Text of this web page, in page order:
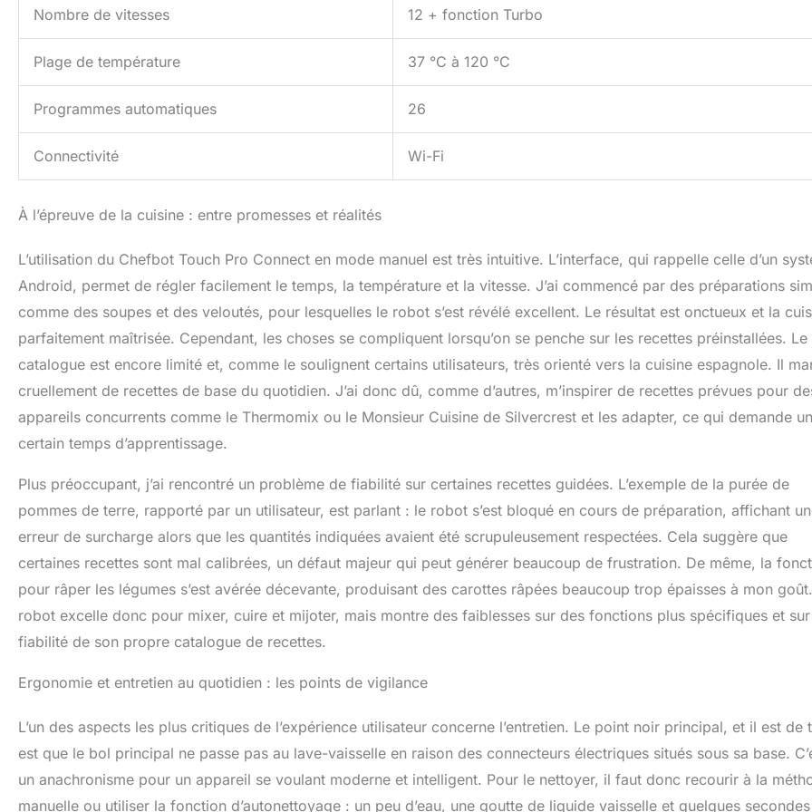
Nombre de vitesses 12 + fonction Turbo
Plage de température 37 °C à 120 °C
Programmes automatiques 26
Connectivité Wi-Fi
À l’épreuve de la cuisine : entre promesses et réalités
L’utilisation du Chefbot Touch Pro Connect en mode manuel est très intuitive. L’interface, qui rappelle celle d’un
Android, permet de régler facilement le temps, la température et la vitesse. J’ai commencé par des préparations
comme des soupes et des veloutés, pour lesquelles le robot s’est révélé excellent. Le résultat est onctueux et la
parfaitement maîtrisée. Cependant, les choses se compliquent lorsqu’on se penche sur les recettes préinstallées. Le
catalogue est encore limité et, comme le soulignent certains utilisateurs, très orienté vers la cuisine espagnole. Il
cruellement de recettes de base du quotidien. J’ai donc dû, comme d’autres, m’inspirer de recettes prévues pour
appareils concurrents comme le Thermomix ou le Monsieur Cuisine de Silvercrest et les adapter, ce qui demande un
certain temps d’apprentissage.
Plus préoccupant, j’ai rencontré un problème de fiabilité sur certaines recettes guidées. L’exemple de la purée de
pommes de terre, rapporté par un utilisateur, est parlant : le robot s’est bloqué en cours de préparation, affichant
erreur de surcharge alors que les quantités indiquées avaient été scrupuleusement respectées. Cela suggère que
certaines recettes sont mal calibrées, un défaut majeur qui peut générer beaucoup de frustration. De même, la
pour râper les légumes s’est avérée décevante, produisant des carottes râpées beaucoup trop épaisses à mon
robot excelle donc pour mixer, cuire et mijoter, mais montre des faiblesses sur des fonctions plus spécifiques et
fiabilité de son propre catalogue de recettes.
Ergonomie et entretien au quotidien : les points de vigilance
L’un des aspects les plus critiques de l’expérience utilisateur concerne l’entretien. Le point noir principal, et il est de
est que le bol principal ne passe pas au lave-vaisselle en raison des connecteurs électriques situés sous sa base.
un anachronisme pour un appareil se voulant moderne et intelligent. Pour le nettoyer, il faut donc recourir à la
manuelle ou utiliser la fonction d’autonettoyage : un peu d’eau, une goutte de liquide vaisselle et quelques